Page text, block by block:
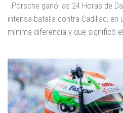
Porsche ganó las 24 Horas de
intensa batalla contra Cadillac, en
mínima diferencia y que significó